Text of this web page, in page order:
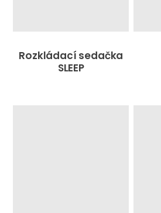
Rozkládací sedačka
SLEEP